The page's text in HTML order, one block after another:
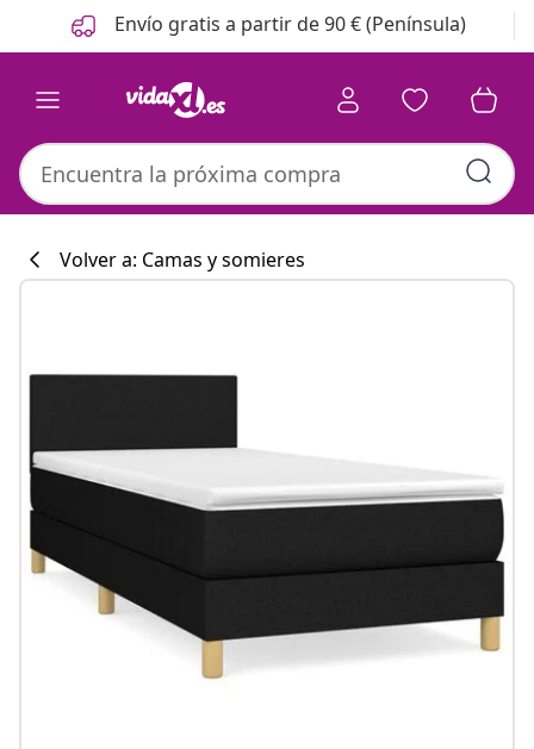
Anterior
Siguiente Envío gratis a partir de 90 € (Península)
#sharemevidaxl
Volver a: Camas y somieres